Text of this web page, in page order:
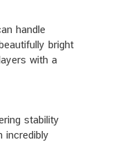
handle
bright
with a
stability
incredibly